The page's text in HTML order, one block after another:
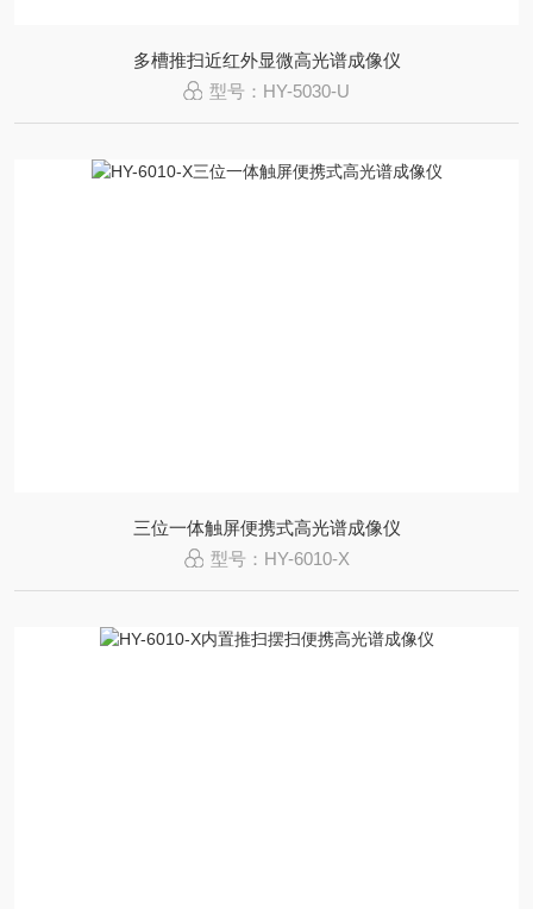
多槽推扫近红外显微高光谱成像仪
型号：HY-5030-U
三位一体触屏便携式高光谱成像仪
型号：HY-6010-X